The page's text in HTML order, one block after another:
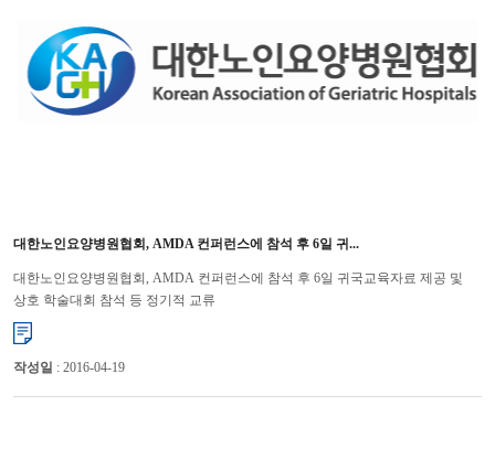
대한노인요양병원협회, AMDA 컨퍼런스에 참석 후 6일 귀...
대한노인요양병원협회, AMDA 컨퍼런스에 참석 후 6일 귀국교육자료 제공 및
상호 학술대회 참석 등 정기적 교류
협의 대한노인요양병원협회는 ‘미국병원장협회(AMDA : American Medical Diretor
Association)’의 초청으로 요...
작성일 : 2016-04-19